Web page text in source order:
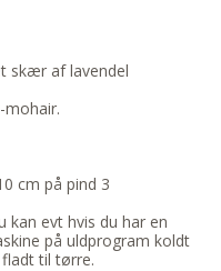
skær af lavendel
mohair.
cm på pind 3
kan evt hvis du har en
på uldprogram koldt
til tørre.